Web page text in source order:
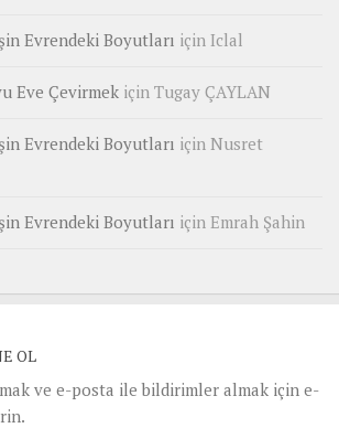
Evrendeki Boyutları için Iclal
Eve Çevirmek için Tugay ÇAYLAN
Evrendeki Boyutları için Nusret
Evrendeki Boyutları için Emrah Şahin
OL
ve e-posta ile bildirimler almak için e-